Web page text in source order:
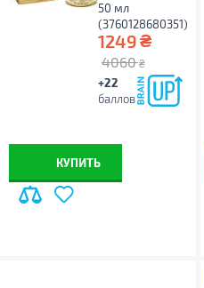
50 мл
(3760128680351)
1249₴
4060 ₴
+22
баллов
КУПИТЬ